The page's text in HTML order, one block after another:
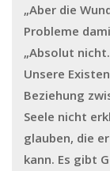
„Aber die
Probleme
„Absolut
Unsere
Beziehung
Seele nicht
glauben, die
kann. Es gibt